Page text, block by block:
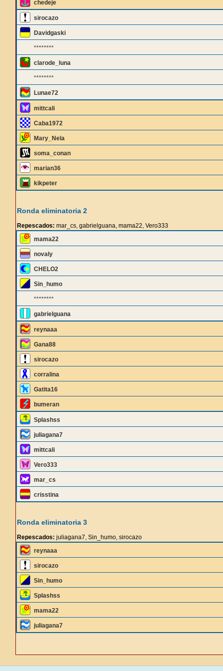
chedeje
sirocazo
Davidgaski
********
clarode_luna
********
Lunae72
mittcali
Caba1972
Mary_Nela
soma_conan
marian36
kikpeter
Ronda eliminatoria 2
Repescados: mar_cs, gabrielguana, mama22, Vero333
mama22
novaly
CHELO2
Sin_humo
********
gabrielguana
reynaaa
Gana88
sirocazo
corralina
Gatita16
bumeran
Splashss
juliagana7
mittcali
Vero333
mar_cs
crisstina
Ronda eliminatoria 3
Repescados: juliagana7, Sin_humo, sirocazo
reynaaa
sirocazo
Sin_humo
Splashss
mama22
juliagana7